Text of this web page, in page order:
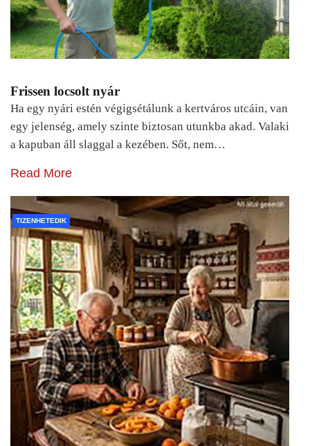
Frissen locsolt nyár
Ha egy nyári estén végigsétálunk a kertváros utcáin, van
egy jelenség, amely szinte biztosan utunkba akad. Valaki
a kapuban áll slaggal a kezében. Sőt, nem…
Read More
TIZENHETEDIK